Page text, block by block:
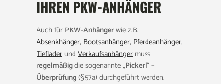
IHREN PKW-ANHÄNGER
Auch für PKW-Anhängerwie z.B.
Absenkhänger, Bootsanhänger, Pferdeanhänger,
Tieflader und Verkaufsanhänger muss
regelmäßigdie sogenannte „Pickerl“ –
Überprüfung(§57a) durchgeführt werden.